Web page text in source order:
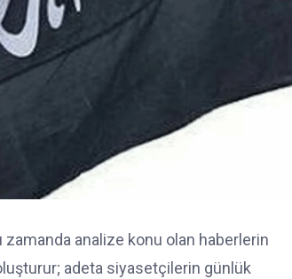
analize konu olan haberlerin
adeta siyasetçilerin günlük